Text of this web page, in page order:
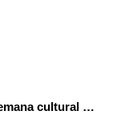
Pintamos el autobús Semana cultural Carnaval 3 años curso 2024/25